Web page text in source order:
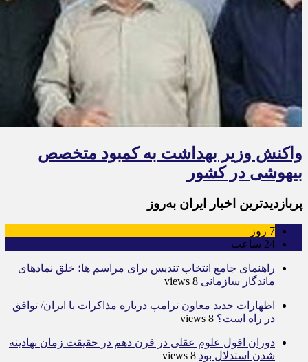
واکنش وزیر بهداشت به کمبود متخصص
بیهوشی‌ در کشور
پربازدیدترین اخبار ایران به‌روز
7 روز
24 ساعت
راهنمای جامع انتخاب تندیس برای مراسم ها؛ خلق نمادهای
ماندگار سازمانی 8 views
اظهارات جدید معاون ترامپ درباره مذاکرات با ایران/ توافق
در راه است؟ 8 views
دوران افول علوم عقلی در قرن دهم در حقیقت زمان نهادینه
شدن استدلال بود 8 views